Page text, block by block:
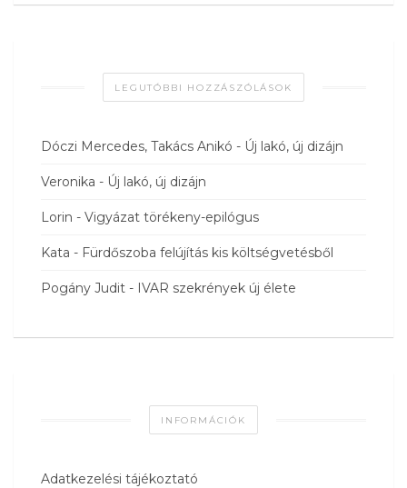
LEGUTÓBBI HOZZÁSZÓLÁSOK
Dóczi Mercedes, Takács Anikó - Új lakó, új dizájn
Veronika - Új lakó, új dizájn
Lorin - Vigyázat törékeny-epilógus
Kata - Fürdőszoba felújítás kis költségvetésből
Pogány Judit - IVAR szekrények új élete
INFORMÁCIÓK
Adatkezelési tájékoztató